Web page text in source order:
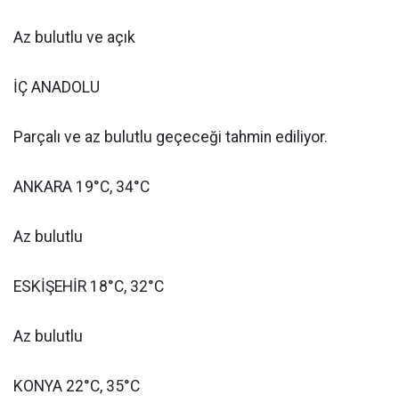
Az bulutlu ve açık
İÇ ANADOLU
Parçalı ve az bulutlu geçeceği tahmin ediliyor.
ANKARA 19°C, 34°C
Az bulutlu
ESKİŞEHİR 18°C, 32°C
Az bulutlu
KONYA 22°C, 35°C